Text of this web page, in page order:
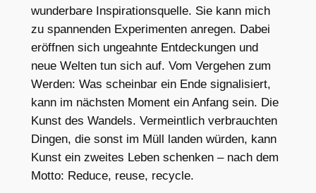
wunderbare Inspirationsquelle. Sie kann mich
zu spannenden Experimenten anregen. Dabei
eröffnen sich ungeahnte Entdeckungen und
neue Welten tun sich auf. Vom Vergehen zum
Werden: Was scheinbar ein Ende signalisiert,
kann im nächsten Moment ein Anfang sein. Die
Kunst des Wandels. Vermeintlich verbrauchten
Dingen, die sonst im Müll landen würden, kann
Kunst ein zweites Leben schenken – nach dem
Motto: Reduce, reuse, recycle.